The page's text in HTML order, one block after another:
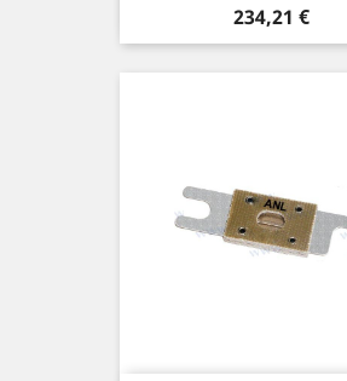
Prix
234,21 €